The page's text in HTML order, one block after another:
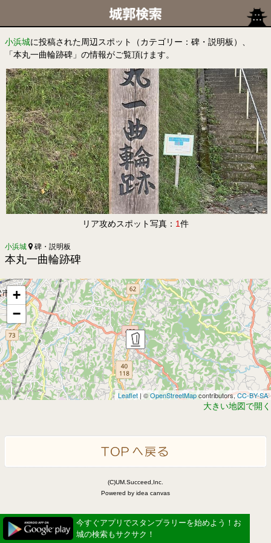
小浜城に投稿された周辺スポット（カテゴリー：碑・説明板）、
「本丸一曲輪跡碑」の情報がご覧頂けます。
リア攻めスポット写真： 1件
小浜城 碑・説明板
本丸一曲輪跡碑
+
−
Leaflet | ©OpenStreetMapcontributors,CC-BY-SA
大きい地図で開く
(C)UM.Succeed,Inc.
Powered by idea canvas
今すぐアプリでスタンプラリーを始めよう！お
城の検索もサクサク！